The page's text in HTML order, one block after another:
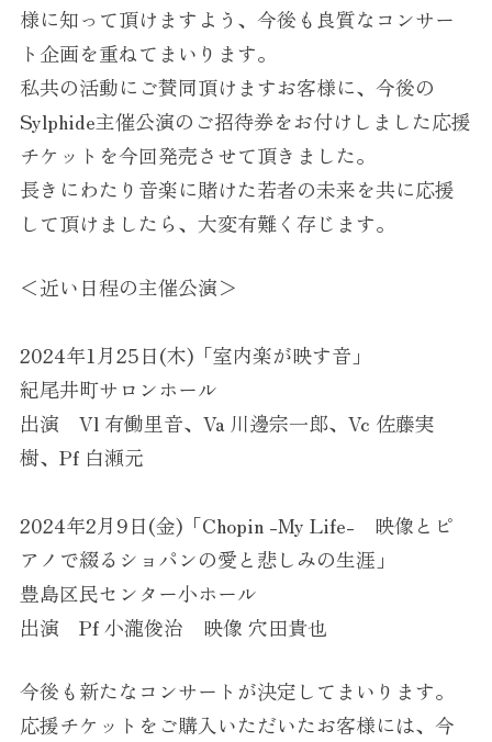
様に知って頂けますよう、今後も良質なコンサー
ト企画を重ねてまいります。
私共の活動にご賛同頂けますお客様に、今後の
Sylphide主催公演のご招待券をお付けしました応援
チケットを今回発売させて頂きました。
長きにわたり音楽に賭けた若者の未来を共に応援
して頂けましたら、大変有難く存じます。
＜近い日程の主催公演＞
2024年1月25日(木)「室内楽が映す音」
紀尾井町サロンホール
出演 Vl 有働里音、Va 川邊宗一郎、Vc 佐藤実
樹、Pf 白瀬元
2024年2月9日(金)「Chopin -My Life- 映像とピ
アノで綴るショパンの愛と悲しみの生涯」
豊島区民センター小ホール
出演 Pf 小瀧俊治 映像 穴田貴也
今後も新たなコンサートが決定してまいります。
応援チケットをご購入いただいたお客様には、今